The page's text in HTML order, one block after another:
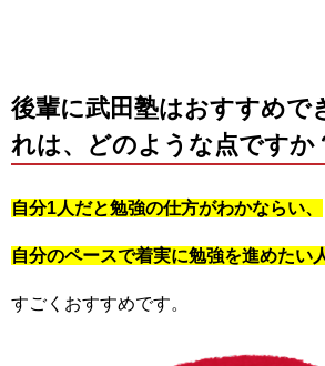
後輩に武田塾はおすすめで
れは、どのような点ですか
自分1人だと勉強の仕方がわかならい、
自分のペースで着実に勉強を進めたい
すごくおすすめです。